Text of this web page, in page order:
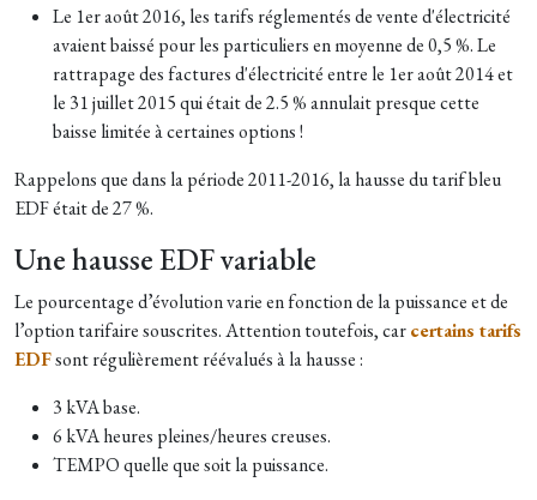
Le 1er août 2016, les tarifs réglementés de vente d'électricité
avaient baissé pour les particuliers en moyenne de 0,5 %.Le
rattrapage des factures d'électricité entre le 1er août 2014 et
le 31 juillet 2015 qui était de 2.5 % annulait presque cette
baisse limitée à certaines options !
Rappelons que dans la période 2011-2016, la hausse du tarif bleu
EDF était de 27 %.
Une hausse EDF variable
Le pourcentage d’évolution varie en fonction de la puissance et de
l’option tarifaire souscrites. Attention toutefois, carcertains tarifs
EDFsont régulièrement réévalués à la hausse :
3 kVA base.
6 kVA heures pleines/heures creuses.
TEMPO quelle que soit la puissance.